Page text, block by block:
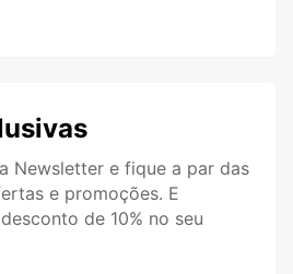
Newsletter e fique a par das
e promoções. E
de 10% no seu